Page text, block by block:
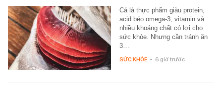
Cá là thực phẩm giàu protein,
acid béo omega-3, vitamin và
nhiều khoáng chất có lợi cho
sức khỏe. Nhưng cần tránh ăn
3…
SỨC KHỎE - 6 giờ trước